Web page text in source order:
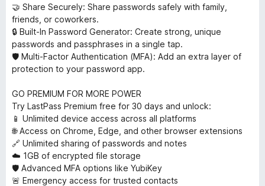
🤝 Share Securely: Share passwords safely with family,
friends, or coworkers.
🔒 Built-In Password Generator: Create strong, unique
passwords and passphrases in a single tap.
🛡️ Multi-Factor Authentication (MFA): Add an extra layer of
protection to your password app.
GO PREMIUM FOR MORE POWER
Try LastPass Premium free for 30 days and unlock:
📱 Unlimited device access across all platforms
🌐 Access on Chrome, Edge, and other browser extensions
🔗 Unlimited sharing of passwords and notes
☁️ 1GB of encrypted file storage
🛡️ Advanced MFA options like YubiKey
🚨 Emergency access for trusted contacts